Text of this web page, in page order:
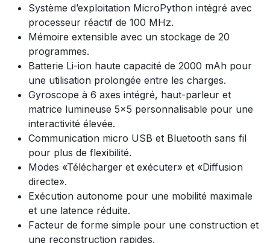
Système d’exploitation MicroPython intégré avec
processeur réactif de 100 MHz.
Mémoire extensible avec un stockage de 20
programmes.
Batterie Li-ion haute capacité de 2000 mAh pour
une utilisation prolongée entre les charges.
Gyroscope à 6 axes intégré, haut-parleur et
matrice lumineuse 5x5 personnalisable pour une
interactivité élevée.
Communication micro USB et Bluetooth sans fil
pour plus de flexibilité.
Modes «Télécharger et exécuter» et «Diffusion
directe».
Exécution autonome pour une mobilité maximale
et une latence réduite.
Facteur de forme simple pour une construction et
une reconstruction rapides.